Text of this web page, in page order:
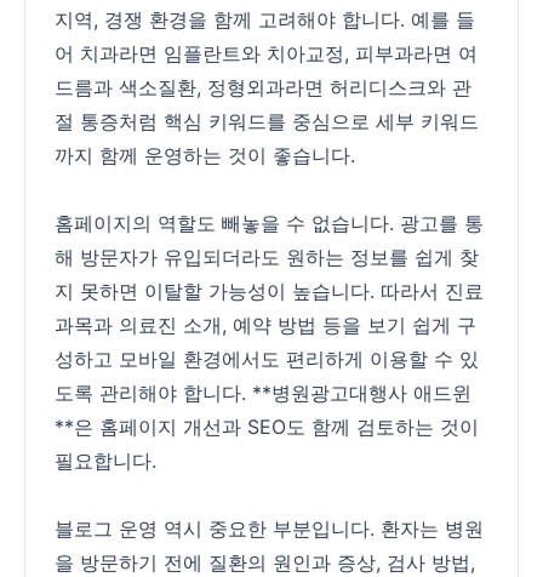
지역, 경쟁 환경을 함께 고려해야 합니다. 예를 들
어 치과라면 임플란트와 치아교정, 피부과라면 여
드름과 색소질환, 정형외과라면 허리디스크와 관
절 통증처럼 핵심 키워드를 중심으로 세부 키워드
까지 함께 운영하는 것이 좋습니다.
홈페이지의 역할도 빼놓을 수 없습니다. 광고를 통
해 방문자가 유입되더라도 원하는 정보를 쉽게 찾
지 못하면 이탈할 가능성이 높습니다. 따라서 진료
과목과 의료진 소개, 예약 방법 등을 보기 쉽게 구
성하고 모바일 환경에서도 편리하게 이용할 수 있
도록 관리해야 합니다. **병원광고대행사 애드윈
**은 홈페이지 개선과 SEO도 함께 검토하는 것이
필요합니다.
블로그 운영 역시 중요한 부분입니다. 환자는 병원
을 방문하기 전에 질환의 원인과 증상, 검사 방법,